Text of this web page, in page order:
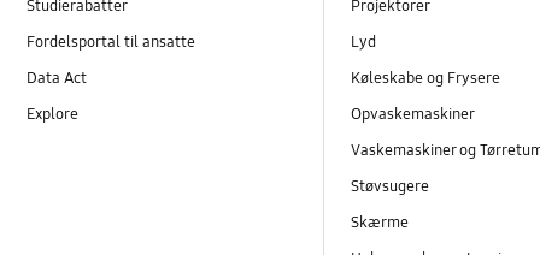
Studierabatter
Fordelsportal til ansatte
Data Act
Explore
Projektorer
Lyd
Køleskabe og Frysere
Opvaskemaskiner
Vaskemaskiner og
Støvsugere
Skærme